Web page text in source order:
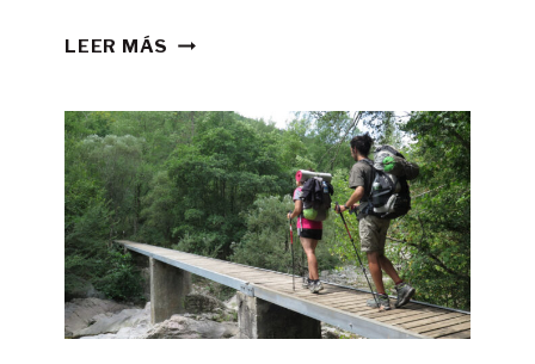
LEER MÁS ¿ES
LA
GR11
CON
TIENDA
DE
CAMPAÑA?